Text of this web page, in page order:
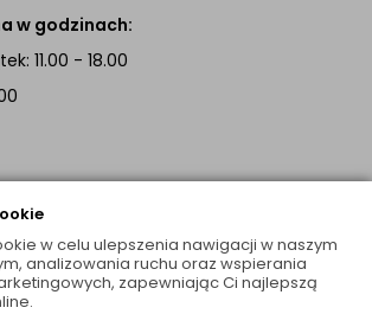
w celu ulepszenia nawigacji w naszym
analizowania ruchu oraz wspierania
zapewniając Ci najlepszą
w godzinach:
11.00 - 18.00
instagram